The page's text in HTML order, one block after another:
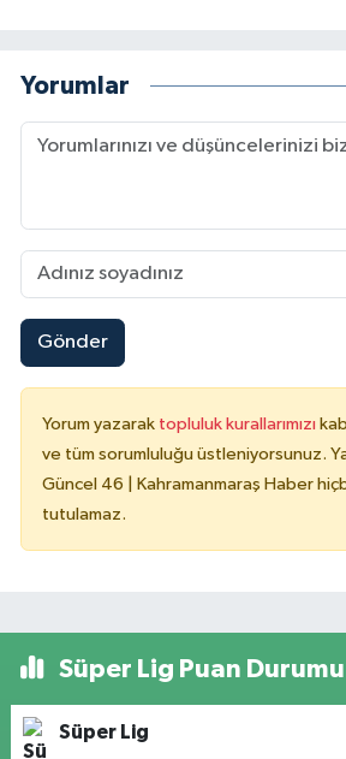
Yorumlar
Gönder
Yorum yazarak topluluk kurallarımızı
ve tüm sorumluluğu üstleniyorsunuz.
Güncel 46 | Kahramanmaraş Haber
tutulamaz.
Süper Lig Puan Durumu
Süper Lig